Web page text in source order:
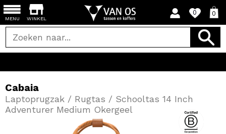
WINKEL
0 0
MENU
Cabaia
Laptoprugzak / Rugtas / Schooltas 14 Inch
Adventurer Medium Okergeel